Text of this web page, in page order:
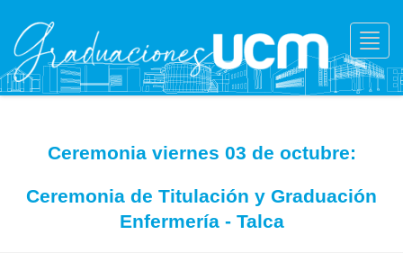
Ceremonia viernes 03 de octubre:
Ceremonia de Titulación y Graduación
Enfermería - Talca